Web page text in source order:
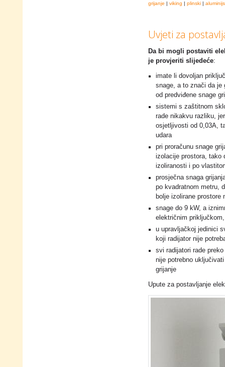
grijanje | viking | plinski |
Uvjeti za
Da bi mogli postaviti
je provjeriti slijedeće:
imate li dovoljan
snage, a to znači da je
od predviđene snage
sistemi s zaštitnom
rade nikakvu razliku,
osjetljivosti od 0,03A,
udara
pri proračunu snage
izolacije prostora, tako
izoliranosti i po
prosječna snaga
po kvadratnom metru,
bolje izolirane
snage do 9 kW, a
električnim
u upravljačkoj jedinici
koji radijator nije
svi radijatori rade
nije potrebno
grijanje
Upute za postavljanje